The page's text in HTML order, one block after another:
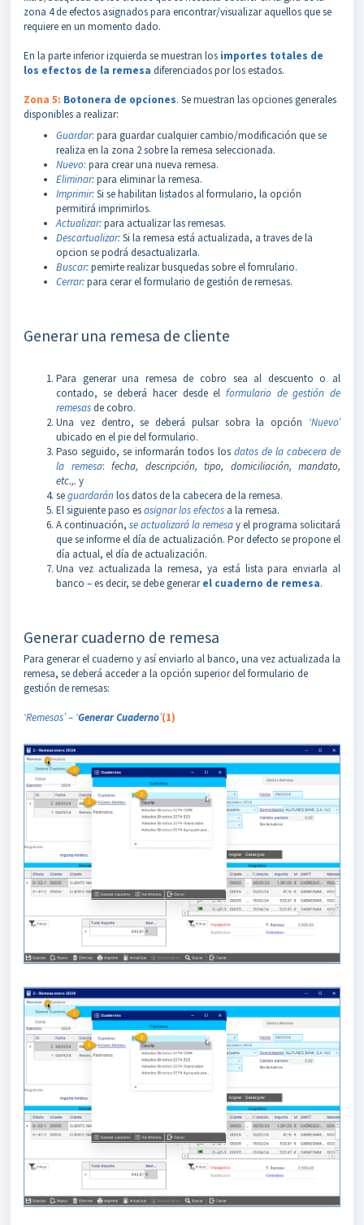
zona 4 de efectos asignados para encontrar/visualizar aquellos que se
requiere en un momento dado.
En la parte inferior izquierda se muestran los importes totales de
los efectos de la remesa diferenciados por los estados.
Zona 5: Botonera de opciones. Se muestran las opciones generales
disponibles a realizar:
Guardar: para guardar cualquier cambio/modificación que se
realiza en la zona 2 sobre la remesa seleccionada.
Nuevo: para crear una nueva remesa.
Eliminar:para eliminar la remesa.
Imprimir:Si se habilitan listados al formulario, la opción
permitirá imprimirlos.
Actualizar:para actualizar las remesas.
Descartualizar:Si la remesa está actualizada, a traves de la
opcion se podrá desactualizarla.
Buscar:pemirte realizar busquedas sobre el fomrulario.
Cerrar:para cerar el formulario de gestión de remesas.
Generar una remesa de cliente
Para generar una remesa de cobro sea al descuento o al
contado, se deberá hacer desde el formulario de gestión de
remesasde cobro.
Una vez dentro, se deberá pulsar sobra la opción ‘Nuevo’
ubicado en el pie del formulario.
Paso seguido, se informarán todos los datos de la cabecera de
la remesa: fecha, descripción, tipo, domiciliación, mandato,
etc.,. y
seguardarán los datos de la cabecera de la remesa.
El siguiente paso esasignar los efectos a la remesa.
A continuación, se actualizará la remesay el programa solicitará
que se informe el día de actualización. Por defecto se propone el
día actual, el día de actualización.
Una vez actualizada la remesa, ya está lista para enviarla al
banco – es decir, se debe generarel cuaderno de remesa.
Generar cuaderno de remesa
Para generar el cuaderno y así enviarlo al banco, una vez actualizada la
remesa, se deberá acceder a la opción superior del formulario de
gestión de remesas:
‘Remesas’ – ‘Generar Cuaderno’(1)